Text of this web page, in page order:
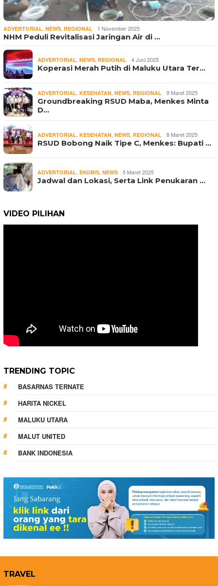
ADVERTORIAL, NEWS, REGIONAL 1 November 2025
NHM Peduli Revitalisasi Jaringan Air di …
ADVERTORIAL, NEWS, REGIONAL 4 Juni 2025
Koperasi Merah Putih di Maluku Utara Ter…
ADVERTORIAL, KESEHATAN, NEWS, REGIONAL 9 Maret 2025
Groundbreaking RSUD Maba, Menkes Minta
D…
ADVERTORIAL, KESEHATAN, NEWS, REGIONAL 8 Maret 2025
RSUD Bobong Naik Tipe C, Menkes: Bupati …
ADVERTORIAL, EKOBIS, NEWS 5 Maret 2025
Jadwal dan Lokasi, Serta Link Penukaran …
VIDEO PILIHAN
TRENDING TOPIC
BASARNAS TERNATE
HARITA NICKEL
MALUKU UTARA
MALUT UNITED
BANK INDONESIA
TRAVEL